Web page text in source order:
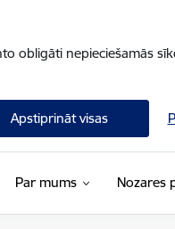
obligāti nepieciešamās
Apstiprināt visas
Par mums Nozares